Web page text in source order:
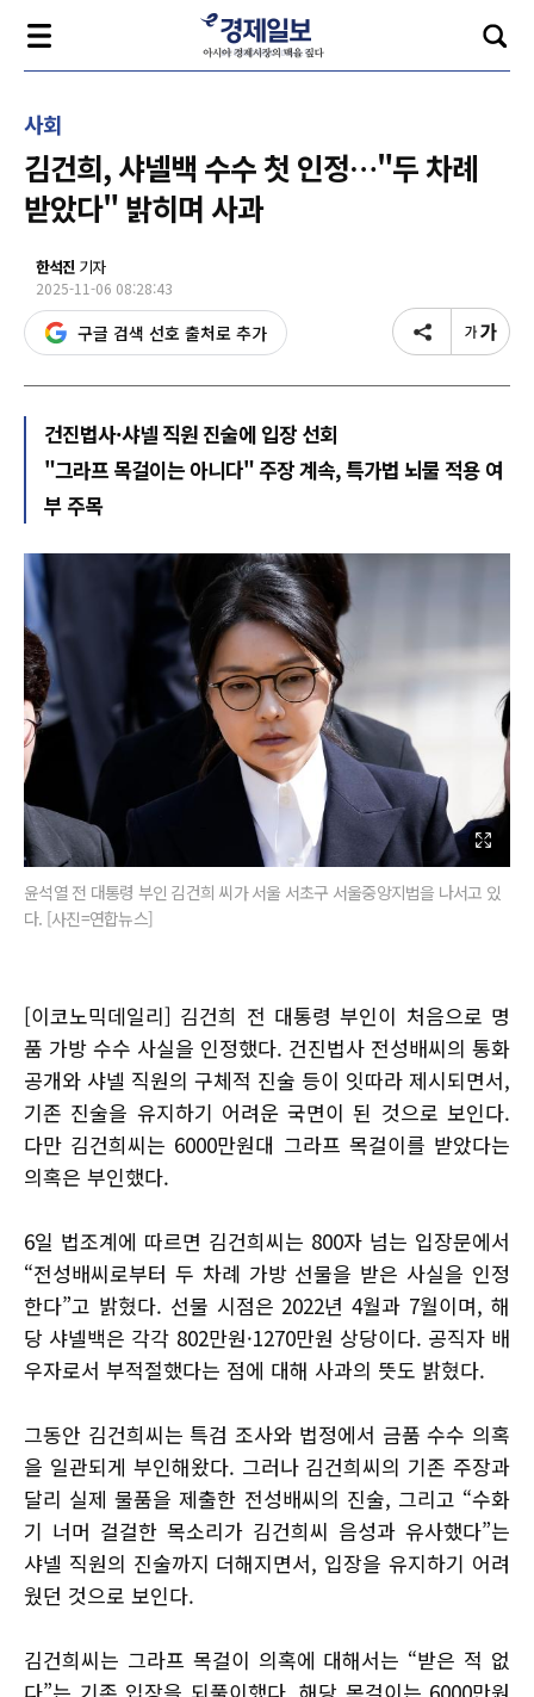
사회
김건희, 샤넬백 수수 첫 인정…"두 차례
받았다" 밝히며 사과
한석진 기자
2025-11-06 08:28:43
구글 검색 선호 출처로 추가
건진법사·샤넬 직원 진술에 입장 선회
"그라프 목걸이는 아니다" 주장 계속, 특가법 뇌물 적용 여
부 주목
윤석열 전 대통령 부인 김건희 씨가 서울 서초구 서울중앙지법을 나서고 있
다. [사진=연합뉴스]
[이코노믹데일리] 김건희 전 대통령 부인이 처음으로 명
품 가방 수수 사실을 인정했다. 건진법사 전성배씨의 통화
공개와 샤넬 직원의 구체적 진술 등이 잇따라 제시되면서,
기존 진술을 유지하기 어려운 국면이 된 것으로 보인다.
다만 김건희씨는 6000만원대 그라프 목걸이를 받았다는
의혹은 부인했다.
6일 법조계에 따르면 김건희씨는 800자 넘는 입장문에서
“전성배씨로부터 두 차례 가방 선물을 받은 사실을 인정
한다”고 밝혔다. 선물 시점은 2022년 4월과 7월이며, 해
당 샤넬백은 각각 802만원·1270만원 상당이다. 공직자 배
우자로서 부적절했다는 점에 대해 사과의 뜻도 밝혔다.
그동안 김건희씨는 특검 조사와 법정에서 금품 수수 의혹
을 일관되게 부인해왔다. 그러나 김건희씨의 기존 주장과
달리 실제 물품을 제출한 전성배씨의 진술, 그리고 “수화
기 너머 걸걸한 목소리가 김건희씨 음성과 유사했다”는
샤넬 직원의 진술까지 더해지면서, 입장을 유지하기 어려
웠던 것으로 보인다.
김건희씨는 그라프 목걸이 의혹에 대해서는 “받은 적 없